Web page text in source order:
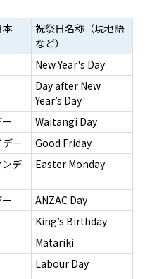
祝祭日名称（現地語
など）
New Year's Day
Day after New
Year’s Day
Waitangi Day
ー
Good Friday
デ
Easter Monday
ANZAC Day
King’s Birthday
Matariki
Labour Day